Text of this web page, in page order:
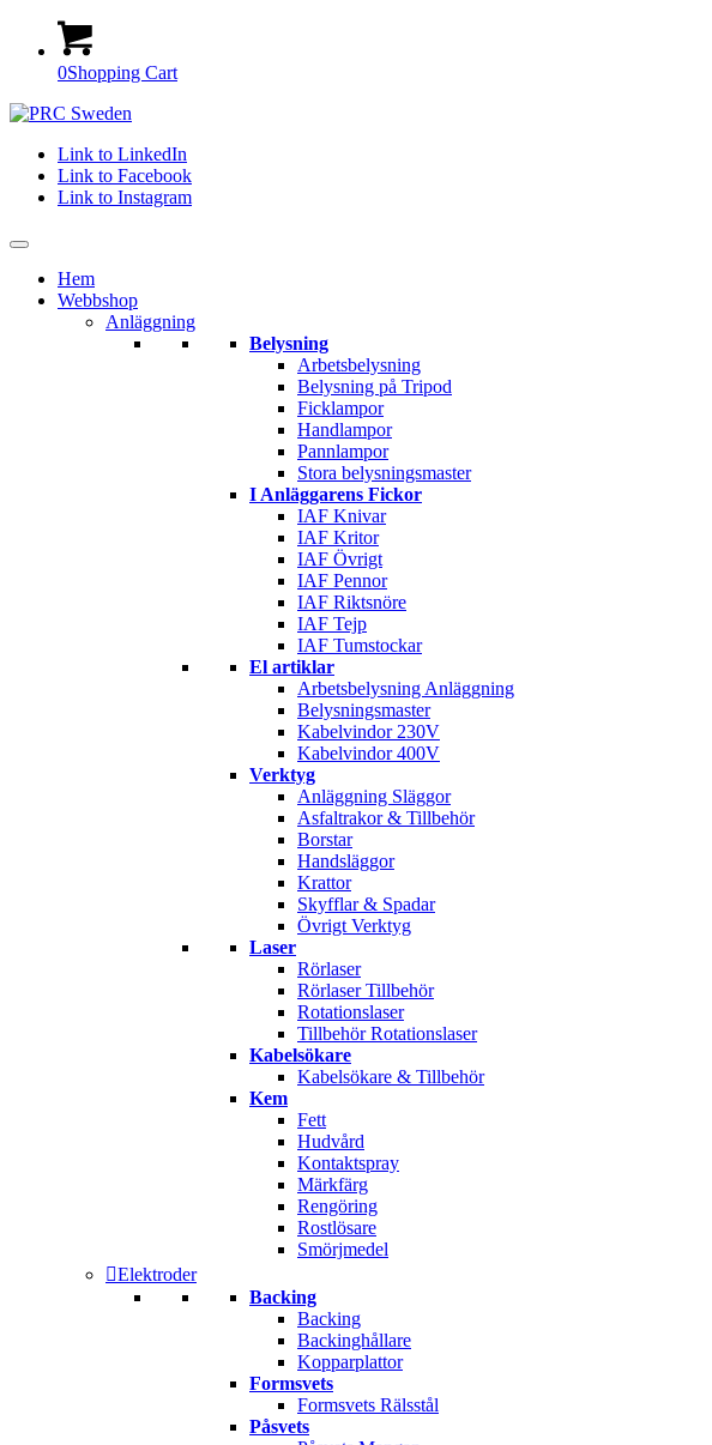
0Shopping Cart
Link to LinkedIn
Link to Facebook
Link to Instagram
Hem
Webbshop
Anläggning
Belysning
Arbetsbelysning
Belysning på Tripod
Ficklampor
Handlampor
Pannlampor
Stora belysningsmaster
I Anläggarens Fickor
IAF Knivar
IAF Kritor
IAF Övrigt
IAF Pennor
IAF Riktsnöre
IAF Tejp
IAF Tumstockar
El artiklar
Arbetsbelysning Anläggning
Belysningsmaster
Kabelvindor 230V
Kabelvindor 400V
Verktyg
Anläggning Släggor
Asfaltrakor & Tillbehör
Borstar
Handsläggor
Krattor
Skyfflar & Spadar
Övrigt Verktyg
Laser
Rörlaser
Rörlaser Tillbehör
Rotationslaser
Tillbehör Rotationslaser
Kabelsökare
Kabelsökare & Tillbehör
Kem
Fett
Hudvård
Kontaktspray
Märkfärg
Rengöring
Rostlösare
Smörjmedel
Elektroder
Backing
Backing
Backinghållare
Kopparplattor
Formsvets
Formsvets Rälsstål
Påsvets